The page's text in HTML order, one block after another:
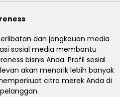
dan jangkauan media
sosial media membantu
bisnis Anda. Profil sosial
akan menarik lebih banyak
citra merek Anda di